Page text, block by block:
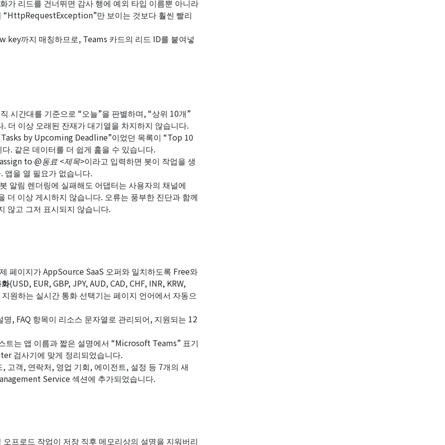
가 리드를 건너뛰면 감사 행에 예외 타입 이름뿐 아니라
“HttpRequestException”만 보이는 것보다 훨씬 빨리
key까지 매칭하므로, Teams 카드의 리드 ID를 붙여넣
시간대를 기준으로 “오늘”을 판별하며, “상위 10개”
더 이상 오래된 잔재가 대기열을 차지하지 않습니다.
by Upcoming Deadline”이었던 목록이 “Top 10
. 같은 데이터를 더 쉽게 훑을 수 있습니다.
assign to @동료 <제목>이라고 입력하면 봇이 작업을 생
앱을 열 필요가 없습니다.
알림 렌더링에 실패해도 어댑터는 사용자의 채널에
이상 게시하지 않습니다. 오류는 풍부한 진단과 함께
않고 그저 표시되지 않습니다.
페이지가 AppSource SaaS 오퍼와 일치하도록 Free와
(USD, EUR, GBP, JPY, AUD, CAD, CHF, INR, KRW,
원하는 실시간 통화 선택기는 페이지 언어에서 자동으
, FAQ 항목이 리소스 문자열로 관리되어, 지원되는 12
트는 앱 이름과 짧은 설명에서 “Microsoft Teams” 표기
검사기에 맞게 정리되었습니다.
고객, 연락처, 영업 기회, 에이전트, 설정 등 7개의 새
Service섹션에 추가되었습니다.
프로드 작업이 저장 직후 메모리상의 설명을 지워버리